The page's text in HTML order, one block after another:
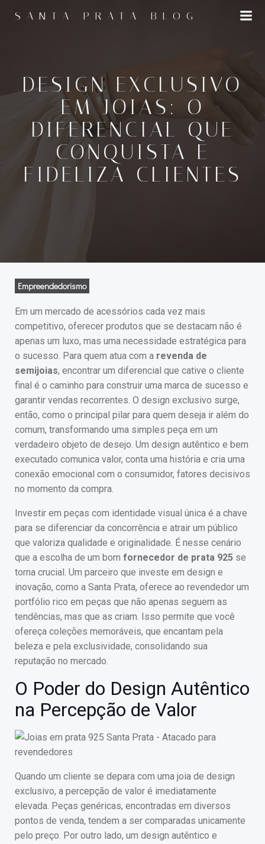
para
SANTA PRATA BLOG
DESIGN EXCLUSIVO
EM JOIAS: O
DIFERENCIAL QUE
CONQUISTA E
FIDELIZA CLIENTES
Empreendedorismo
Em um mercado de acessórios cada vez mais
competitivo, oferecer produtos que se destacam não é
apenas um luxo, mas uma necessidade estratégica para
o sucesso. Para quem atua com a revenda de
semijoias, encontrar um diferencial que cative o cliente
final é o caminho para construir uma marca de sucesso e
garantir vendas recorrentes. O design exclusivo surge,
então, como o principal pilar para quem deseja ir além do
comum, transformando uma simples peça em um
verdadeiro objeto de desejo. Um design autêntico e bem
executado comunica valor, conta uma história e cria uma
conexão emocional com o consumidor, fatores decisivos
no momento da compra.
Investir em peças com identidade visual única é a chave
para se diferenciar da concorrência e atrair um público
que valoriza qualidade e originalidade. É nesse cenário
que a escolha de um bom fornecedor de prata 925 se
torna crucial. Um parceiro que investe em design e
inovação, como a Santa Prata, oferece ao revendedor um
portfólio rico em peças que não apenas seguem as
tendências, mas que as criam. Isso permite que você
ofereça coleções memoráveis, que encantam pela
beleza e pela exclusividade, consolidando sua
reputação no mercado.
O Poder do Design Autêntico
na Percepção de Valor
Quando um cliente se depara com uma joia de design
exclusivo, a percepção de valor é imediatamente
elevada. Peças genéricas, encontradas em diversos
pontos de venda, tendem a ser comparadas unicamente
pelo preço. Por outro lado, um design autêntico e